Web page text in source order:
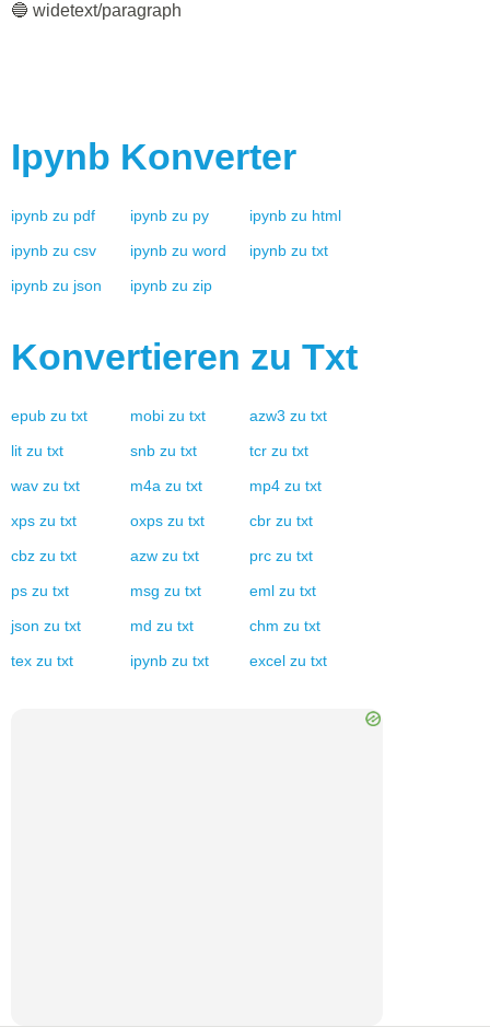
🔵 widetext/paragraph
Ipynb Konverter
ipynb zu pdf ipynb zu py ipynb zu html
ipynb zu csv ipynb zu word ipynb zu txt
ipynb zu json ipynb zu zip
Konvertieren zu Txt
epub zu txt mobi zu txt azw3 zu txt
lit zu txt snb zu txt tcr zu txt
wav zu txt m4a zu txt mp4 zu txt
xps zu txt oxps zu txt cbr zu txt
cbz zu txt azw zu txt prc zu txt
ps zu txt msg zu txt eml zu txt
json zu txt md zu txt chm zu txt
tex zu txt ipynb zu txt excel zu txt